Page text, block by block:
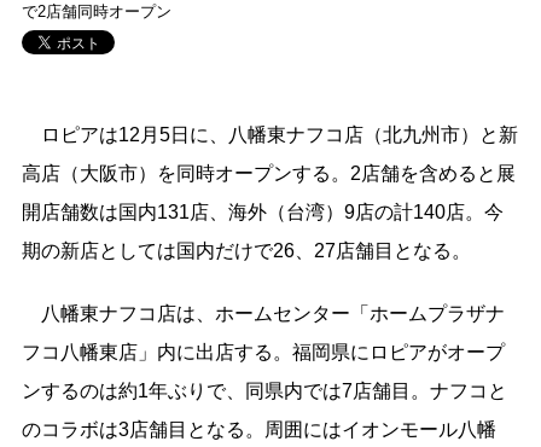
で2店舗同時オープン
ロピアは12月5日に、八幡東ナフコ店（北九州市）と新
高店（大阪市）を同時オープンする。2店舗を含めると展
開店舗数は国内131店、海外（台湾）9店の計140店。今
期の新店としては国内だけで26、27店舗目となる。
八幡東ナフコ店は、ホームセンター「ホームプラザナ
フコ八幡東店」内に出店する。福岡県にロピアがオープ
ンするのは約1年ぶりで、同県内では7店舗目。ナフコと
のコラボは3店舗目となる。周囲にはイオンモール八幡